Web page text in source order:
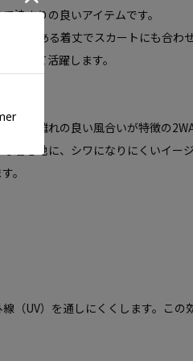
決まりの良いアイテムです。
後差ある着丈でスカートにも合わせ
として活躍します。
た肌離れの良い風合いが特徴の
な着心地に、シワになりにくいイー
。
（UV）を通しにくくします。この